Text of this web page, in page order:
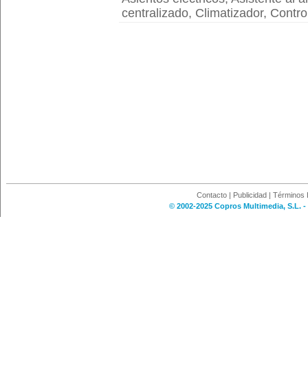
centralizado, Climatizador,
Contacto | Publicidad | Términos
© 2002-2025 Copros Multimedia, S.L.